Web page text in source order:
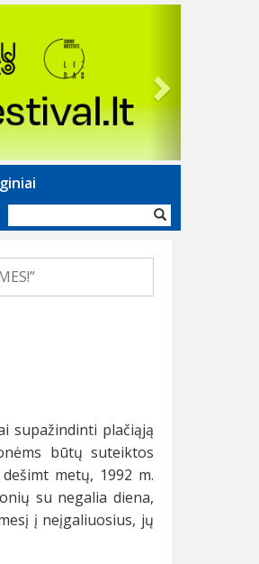
forma
supažindinti plačiąją
būtų suteiktos
metų, 1992 m.
su negalia diena,
į neįgaliuosius, jų